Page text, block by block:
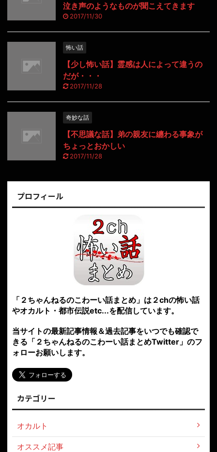
泣き声のようなものが聞こえてきます
2017/11/30
怖い話
【少し怖い話】霊感は人によって違うの
だが・・・
2017/11/28
奇妙な話
【不思議な話】弟の親友に纏わる事象が
ちょっとおかしい
2017/11/28
プロフィール
「２ちゃんねるのこわーい話まとめ」は２chの怖い話
やオカルト・都市伝説etc...を配信しています。
当サイトの最新記事情報＆過去記事をいつでも確認で
きる「２ちゃんねるのこわーい話まとめTwitter」のフ
ォローお願いします。
カテゴリー
オカルト
オススメ記事